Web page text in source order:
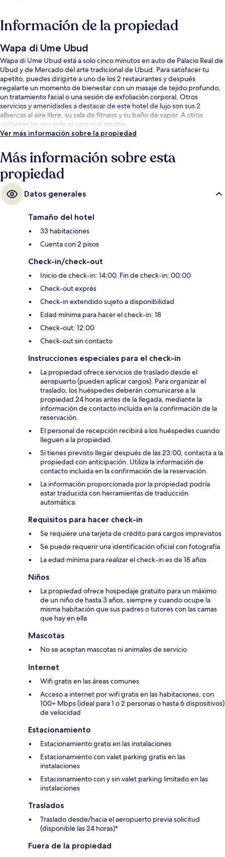
Información de la propiedad
Wapa di Ume Ubud
Wapa di Ume Ubud está a solo cinco minutos en auto de Palacio Real de
Ubud y de Mercado del arte tradicional de Ubud. Para satisfacer tu
apetito, puedes dirigirte a uno de los 2 restaurantes y después
regalarte un momento de bienestar con un masaje de tejido profundo,
un tratamiento facial o una sesión de exfoliación corporal. Otros
servicios y amenidades a destacar de este hotel de lujo son sus 2
albercas al aire libre, su sala de fitness y su baño de vapor. A otros
visitantes les encanta el personal amable.
Ver más información sobre la propiedad
Más información sobre esta
propiedad
Datos generales
Tamaño del hotel
33 habitaciones
Cuenta con 2 pisos
Check-in/check-out
Inicio de check-in: 14:00. Fin de check-in: 00:00
Check-out exprés
Check-in extendido sujeto a disponibilidad
Edad mínima para hacer el check-in: 18
Check-out: 12:00
Check-out sin contacto
Instrucciones especiales para el check-in
La propiedad ofrece servicios de traslado desde el
aeropuerto (pueden aplicar cargos). Para organizar el
traslado, los huéspedes deberán comunicarse a la
propiedad 24 horas antes de la llegada, mediante la
información de contacto incluida en la confirmación de la
reservación.
El personal de recepción recibirá a los huéspedes cuando
lleguen a la propiedad.
Si tienes previsto llegar después de las 23:00, contacta a la
propiedad con anticipación. Utiliza la información de
contacto incluida en la confirmación de la reservación.
La información proporcionada por la propiedad podría
estar traducida con herramientas de traducción
automática.
Requisitos para hacer check-in
Se requiere una tarjeta de crédito para cargos imprevistos
Se puede requerir una identificación oficial con fotografía
La edad mínima para realizar el check-in es de 18 años
Niños
La propiedad ofrece hospedaje gratuito para un máximo
de un niño de hasta 3 años, siempre y cuando ocupe la
misma habitación que sus padres o tutores con las camas
que hay en ella
Mascotas
No se aceptan mascotas ni animales de servicio
Internet
Wifi gratis en las áreas comunes
Acceso a internet por wifi gratis en las habitaciones, con
100+ Mbps (ideal para 1 o 2 personas o hasta 6 dispositivos)
de velocidad
Estacionamiento
Estacionamiento gratis en las instalaciones
Estacionamiento con valet parking gratis en las
instalaciones
Estacionamiento con y sin valet parking limitado en las
instalaciones
Traslados
Traslado desde/hacia el aeropuerto previa solicitud
(disponible las 24 horas)*
Fuera de la propiedad